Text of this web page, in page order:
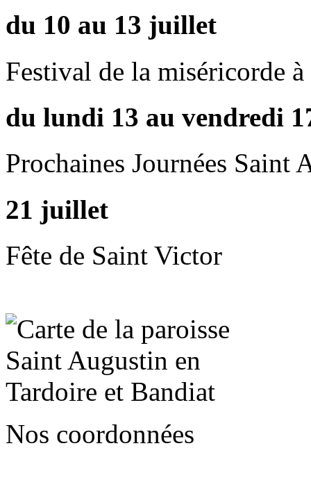
du 10 au 13 juillet
Festival de la miséricorde à
du lundi 13 au vendredi
Prochaines Journées Saint
21 juillet
Fête de Saint Victor
Nos coordonnées